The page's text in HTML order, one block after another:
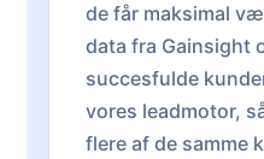
de får maksimal
data fra Gainsight
succesfulde
vores leadmotor,
flere af de samme